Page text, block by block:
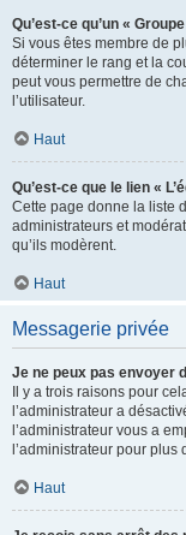
Qu’est-ce qu’un «
Si vous êtes membre de
déterminer le rang et la
peut vous permettre de
l’utilisateur.
Haut
Qu’est-ce que le lien «
Cette page donne la liste
administrateurs et
qu’ils modèrent.
Haut
Messagerie privée
Je ne peux pas envoyer
Il y a trois raisons pour
l’administrateur a
l’administrateur vous a
l’administrateur pour plus
Haut